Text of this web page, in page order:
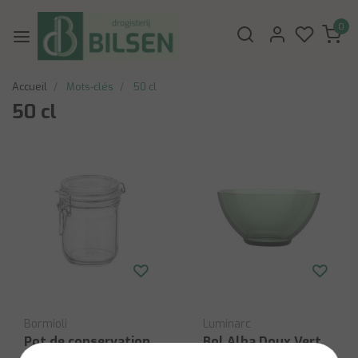
0
Accueil Mots-clés 50 cl
50 cl
Bormioli
Pot de conservation
Luminarc
Bol Alba Doux Vert